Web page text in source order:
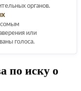
органов.
или
голоса.
по иску о